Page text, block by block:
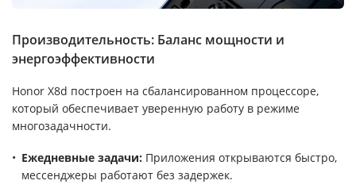
Производительность: Баланс мощности и
энергоэффективности
Honor X8d построен на сбалансированном процессоре,
который обеспечивает уверенную работу в режиме
многозадачности.
Ежедневные задачи: Приложения открываются быстро,
мессенджеры работают без задержек.